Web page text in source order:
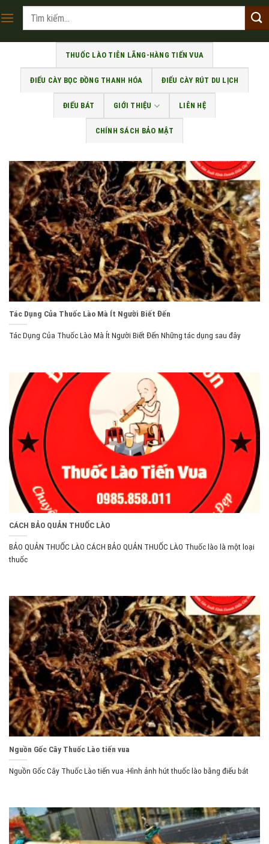
to
Tìm
THUỐC LÀO TIÊN LÃNG-HÀNG TIẾN VUA
ĐIẾU CÀY BỌC ĐỒNG THANH HÓA ĐIẾU CÀY RÚT DU LỊCH
ĐIẾU BÁT GIỚI THIỆU LIÊN HỆ
CHÍNH SÁCH BẢO MẬT
Tác Dụng Của Thuốc Lào Mà Ít Người Biết Đến
Tác Dụng Của Thuốc Lào Mà Ít Người Biết Đến Những tác dụng sau đây
CÁCH BẢO QUẢN THUỐC LÀO
BẢO QUẢN THUỐC LÀO CÁCH BẢO QUẢN THUỐC LÀO Thuốc lào là một loại
thuốc
Nguồn Gốc Cây Thuốc Lào tiến vua
Nguồn Gốc Cây Thuốc Lào tiến vua -Hình ảnh hút thuốc lào bằng điếu bát